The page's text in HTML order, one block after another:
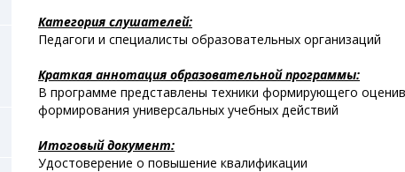
Категория слушателей:
Педагоги и специалисты образовательных организаций
Краткая аннотация образовательной программы:
В программе представлены техники формирующего
формирования универсальных учебных действий
Итоговый документ:
Удостоверение о повышение квалификации